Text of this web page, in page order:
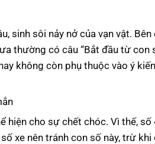
sinh sôi nảy nở của vạn vật. Bên
thường có câu “Bắt đầu từ con
không còn phụ thuộc vào ý
hiện cho sự chết chóc. Vì thế,
xe nên tránh con số này, trừ khi